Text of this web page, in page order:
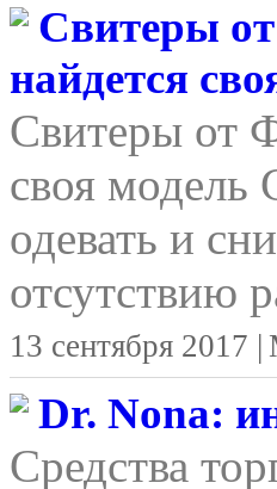
Свитеры
найдется
Свитеры от
своя модель
одевать и
отсутствию
13 сентября 2017 |
Dr. Nona:
Средства